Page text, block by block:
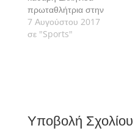
πρωταθλήτρια στην
Ιστορία του στίβου, για
μια προσωπικότητα και
7 Αυγούστου 2017
σε "Sports"
Υποβολή Σχολίου